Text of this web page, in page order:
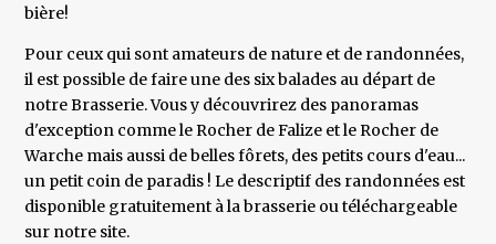
bière!
Pour ceux qui sont amateurs de nature et de randonnées,
il est possible de faire une des six balades au départ de
notre Brasserie. Vous y découvrirez des panoramas
d'exception comme le Rocher de Falize et le Rocher de
Warche mais aussi de belles fôrets, des petits cours d'eau...
un petit coin de paradis ! Le descriptif des randonnées est
disponible gratuitement à la brasserie ou téléchargeable
sur notre site.